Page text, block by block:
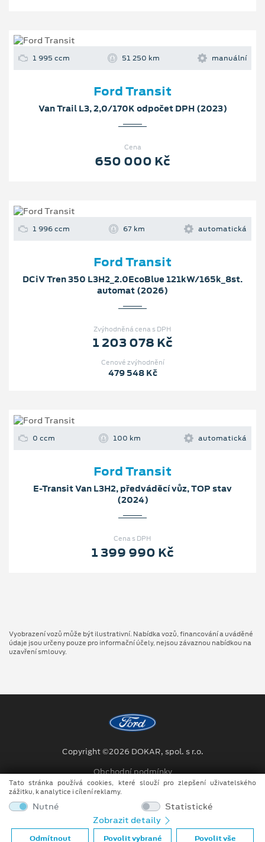
1 995 ccm 51 250 km manuální
Ford Transit
Van Trail L3, 2,0/170K odpočet DPH (2023)
Cena
650 000 Kč
1 996 ccm 67 km automatická
Ford Transit
DCiV Tren 350 L3H2_2.0EcoBlue 121kW/165k_8st.
automat (2026)
Zvýhodněná cena s DPH
1 203 078 Kč
Cenové zvýhodnění
479 548 Kč
0 ccm 100 km automatická
Ford Transit
E-Transit Van L3H2, předváděcí vůz, TOP stav
(2024)
Cena s DPH
1 399 990 Kč
Vyobrazení vozů může být ilustrativní. Nabídka vozů, financování a uváděné
údaje jsou určeny pouze pro informační účely, nejsou závaznou nabídkou na
uzavření smlouvy.
Copyright ©2026 DOKAR, spol. s r.o.
Obchodní podmínky
Ochrana osobních údajů
Prohlášení o zpracování údajů konečných zákazníků
Při tvorbě videí a obrázků na tomto webu je využíváno kombinace
Tato stránka používá cookies, které slouží pro zlepšení uživatelského
zážitku, k analytice i cílení reklamy.
Nutné
Statistické
Zobrazit detaily
Odmítnout Povolit vybrané Povolit vše